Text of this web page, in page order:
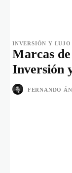
INVERSIÓN Y LUJO
Marcas
Inversión
FERNANDO